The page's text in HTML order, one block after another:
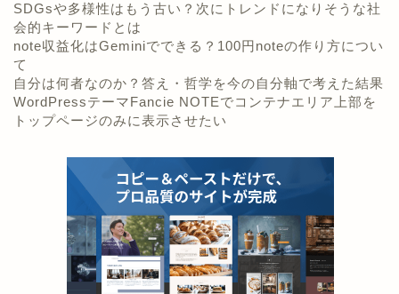
SDGsや多様性はもう古い？次にトレンドになりそうな社
会的キーワードとは
note収益化はGeminiでできる？100円noteの作り方につい
て
自分は何者なのか？答え・哲学を今の自分軸で考えた結果
WordPressテーマFancie NOTEでコンテナエリア上部を
トップページのみに表示させたい